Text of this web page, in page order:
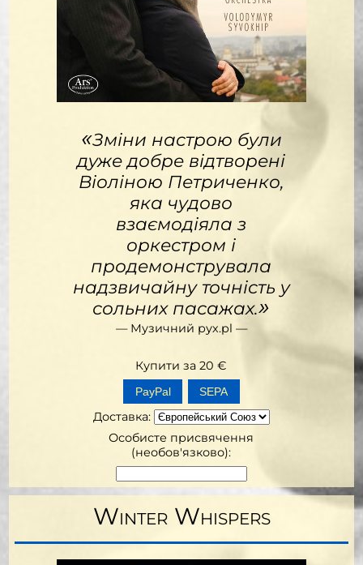
«Зміни настрою були
дуже добре відтворені
Віоліною Петриченко,
яка чудово
взаємодіяла з
оркестром і
продемонструвала
надзвичайну точність у
сольних пасажах.»
— Музичний рух.pl —
Купити за 20 €
SEPA
Доставка:
Особисте присвячення
(необов'язково):
Winter Whispers